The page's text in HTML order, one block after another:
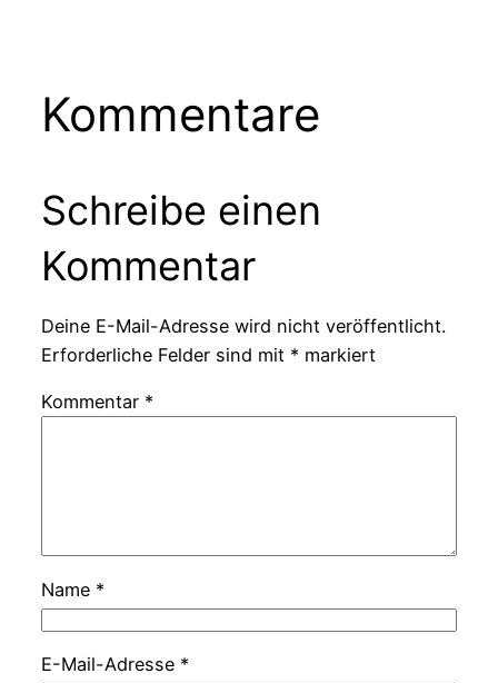
Kommentare
Schreibe einen
Kommentar
Deine E-Mail-Adresse wird nicht veröffentlicht.
Erforderliche Felder sind mit * markiert
Kommentar *
Name *
E-Mail-Adresse *